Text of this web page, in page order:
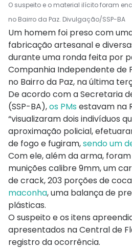
O suspeito e o material ilícito foram
no Bairro da Paz. Divulgação/SSP-BA
Um homem foi preso com
fabricação artesanal e
durante uma ronda feita por
Companhia Independente de
no Bairro da Paz, na última
De acordo com a Secretaria
(SSP-BA),os PMsestavam na
“visualizaram dois indivíduos
aproximação policial,
de fogo e fugiram,sendo um
Com ele, além da arma,
munições calibre 9mm, um
de crack, 203 porções de
maconha, uma balança de
plásticas.
O suspeito e os itens
apresentados na Central de
registro da ocorrência.